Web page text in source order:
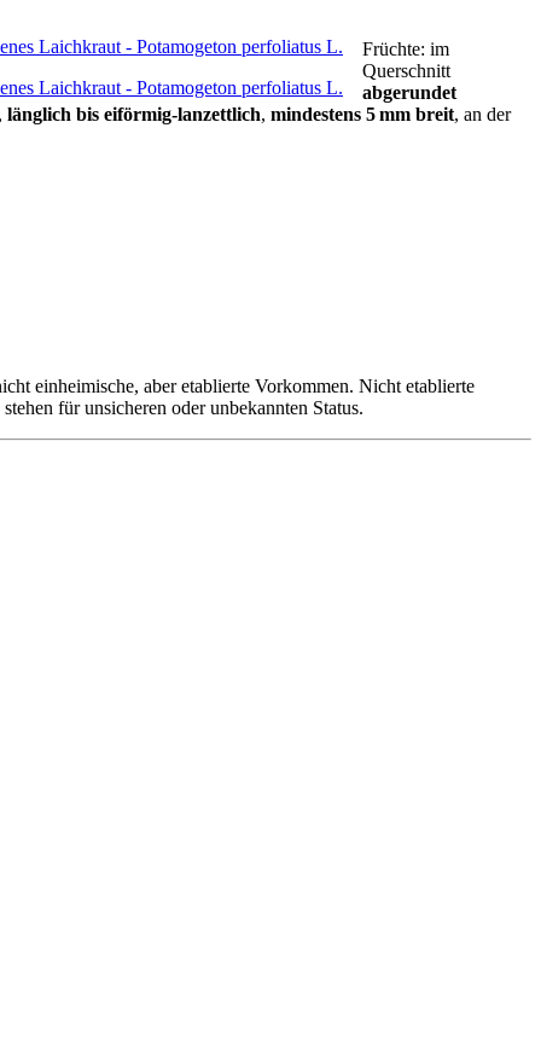
Früchte: im
Querschnitt
abgerundet
länglich bis eiförmig-lanzettlich, mindestens 5 mm breit, an der
einheimische, aber etablierte Vorkommen. Nicht etablierte
für unsicheren oder unbekannten Status.